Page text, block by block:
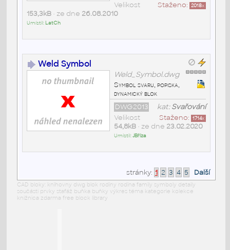
Staženo: 2018x
Velikost
153,3kB• ze dne 26.08.2010
Umístil: LatCh
Weld Symbol
Weld_Symbol.dwg
Symbol svaru, popiska,
dynamický blok
kat:Svařování
DWG2013
Staženo: 1714x
Velikost
54,8kB• ze dne 23.02.2020
Umístil:JBříza
stránky: 1 2 3 4 5 Další
CAD bloky: knihovny dwg blok rodiny rodina family symboly detaily
součásti prvky stafáž buňka buňky výkres téma kategorie kolekce
knižnica zdarma free block library